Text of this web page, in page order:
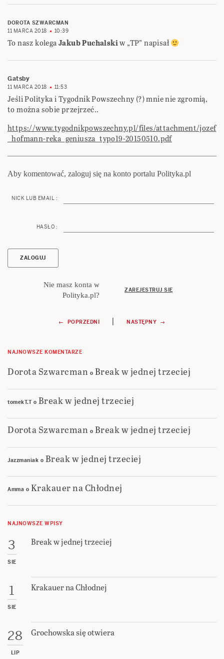
DOROTA SZWARCMAN
11 MARCA 2018
10:39
To nasz kolegaJakub Puchalskiw „TP” napisał
Gatsby
11 MARCA 2018 11:53
Jeśli Polityka i Tygodnik Powszechny (?) mnie nie zgromią,
to można sobie przejrzeć..
https://www.tygodnikpowszechny.pl/files/attachment/jozef
_hofmann-reka_geniusza_typo19-20150510.pdf
Aby komentować, zaloguj się na konto portalu Polityka.pl
NICK LUB EMAIL :
HASŁO :
Nie masz konta w
Polityka.pl?
ZAREJESTRUJ SIĘ
Nawigacja
wpisu
← POPRZEDNI | NASTĘPNY →
NAJNOWSZE KOMENTARZE
Dorota Szwarcman o Break w jednej trzeciej
tomekT.To Break w jednej trzeciej
Dorota Szwarcman o Break w jednej trzeciej
Jazzmaniak o Break w jednej trzeciej
Amma o Krakauer na Chłodnej
NAJNOWSZE WPISY
3
SIE
Break w jednej trzeciej
1
SIE
Krakauer na Chłodnej
28
LIP
Grochowska się otwiera